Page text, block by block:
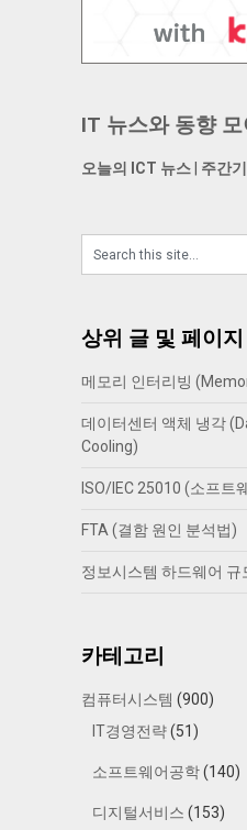
IT 뉴스와 동향 모
오늘의 ICT 뉴스| 주간
상위 글 및 페이지
메모리 인터리빙
데이터센터 액체 냉각
Cooling)
ISO/IEC 25010 (소프트
FTA (결함 원인 분석법)
정보시스템 하드웨어 규
카테고리
컴퓨터시스템 (900)
IT경영전략(51)
소프트웨어공학(140)
디지털서비스 (153)